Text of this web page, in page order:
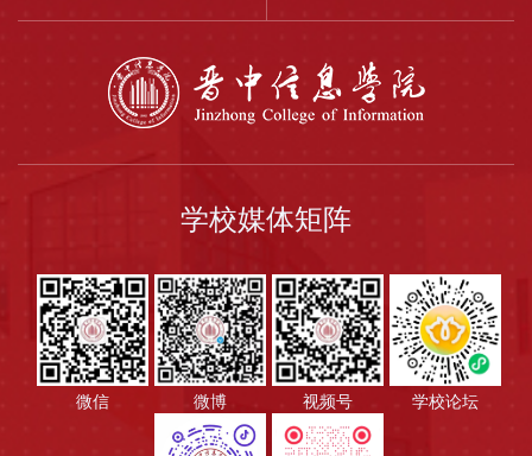
学校媒体矩阵
微信 微博 视频号 学校论坛